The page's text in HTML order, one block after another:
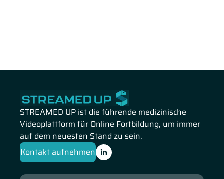
STREAMED UP ist die führende medizinische
Videoplattform für Online Fortbildung, um immer
auf dem neuesten Stand zu sein.
Kontakt aufnehmen